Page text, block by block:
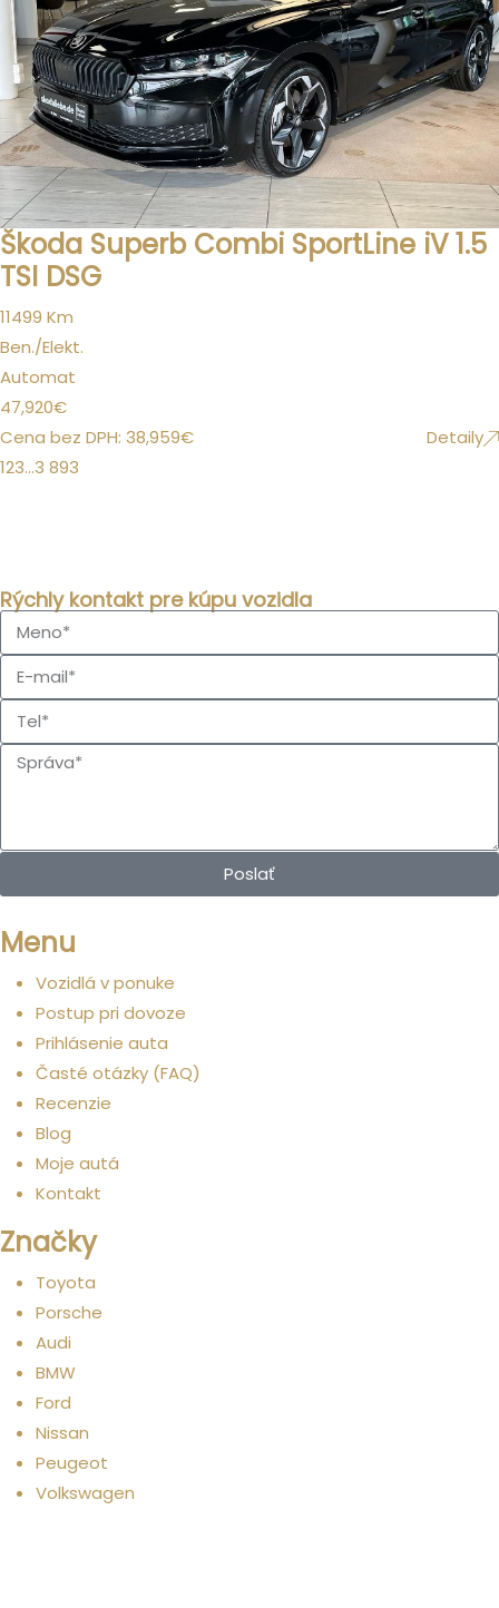
Škoda Superb Combi SportLine iV 1.5
TSI DSG
11499 Km
Ben./Elekt.
Automat
47,920€
Cena bez DPH: 38,959€
Detaily
123…3 893
Rýchly kontakt pre kúpu vozidla
Poslať
Menu
Vozidlá v ponuke
Postup pri dovoze
Prihlásenie auta
Časté otázky (FAQ)
Recenzie
Blog
Moje autá
Kontakt
Značky
Toyota
Porsche
Audi
BMW
Ford
Nissan
Peugeot
Volkswagen